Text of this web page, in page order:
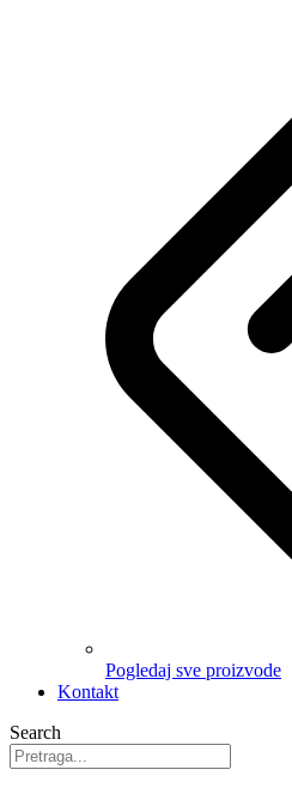
Pogledaj sve proizvode
Kontakt
Search